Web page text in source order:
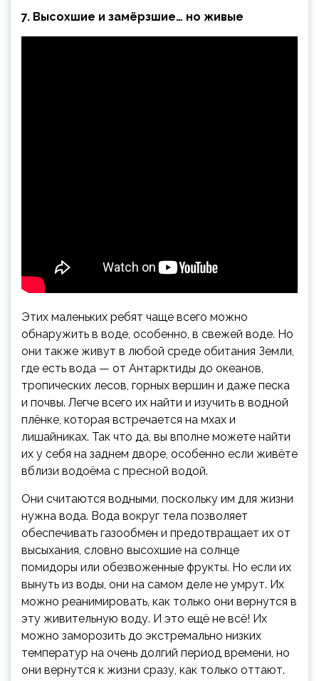
7. Высохшие и замёрзшие… но живые
Этих маленьких ребят чаще всего можно
обнаружить в воде, особенно, в свежей воде. Но
они также живут в любой среде обитания Земли,
где есть вода — от Антарктиды до океанов,
тропических лесов, горных вершин и даже песка
и почвы. Легче всего их найти и изучить в водной
плёнке, которая встречается на мхах и
лишайниках. Так что да, вы вполне можете найти
их у себя на заднем дворе, особенно если живёте
вблизи водоёма с пресной водой.
Они считаются водными, поскольку им для жизни
нужна вода. Вода вокруг тела позволяет
обеспечивать газообмен и предотвращает их от
высыхания, словно высохшие на солнце
помидоры или обезвоженные фрукты. Но если их
вынуть из воды, они на самом деле не умрут. Их
можно реанимировать, как только они вернутся в
эту живительную воду. И это ещё не всё! Их
можно заморозить до экстремально низких
температур на очень долгий период времени, но
они вернутся к жизни сразу, как только оттают.